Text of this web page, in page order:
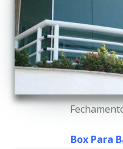
Box Para